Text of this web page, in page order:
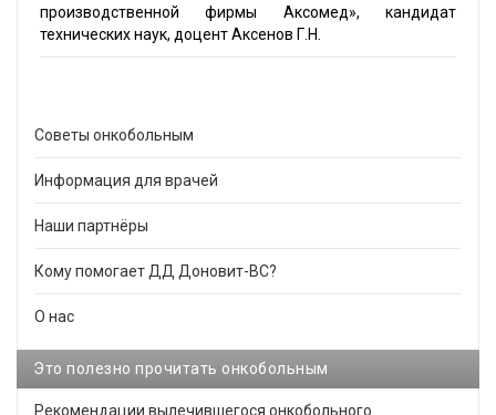
производственной фирмы Аксомед», кандидат
технических наук, доцент Аксенов Г.Н.
Советы онкобольным
Информация для врачей
Наши партнёры
Кому помогает ДД Доновит-ВС?
О нас
Это полезно прочитать онкобольным
Рекомендации вылечившегося онкобольного